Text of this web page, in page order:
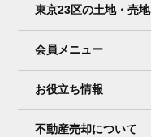
で
絡
取
た
東京23区の土地・売地
会員メニュー
お役立ち情報
不動産売却について